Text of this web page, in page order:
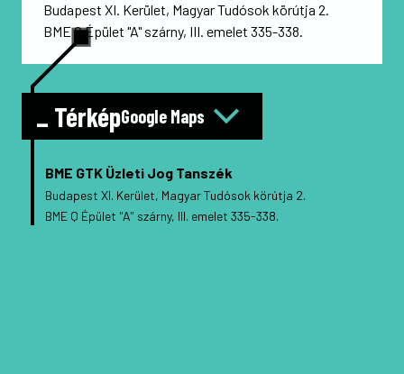
Budapest XI. Kerület, Magyar Tudósok körútja 2.
BME Q Épület "A" szárny, III. emelet 335-338.
_ TérképGoogle Maps
BME GTK Üzleti Jog Tanszék
Budapest XI. Kerület, Magyar Tudósok körútja 2.
BME Q Épület "A" szárny, III. emelet 335-338.